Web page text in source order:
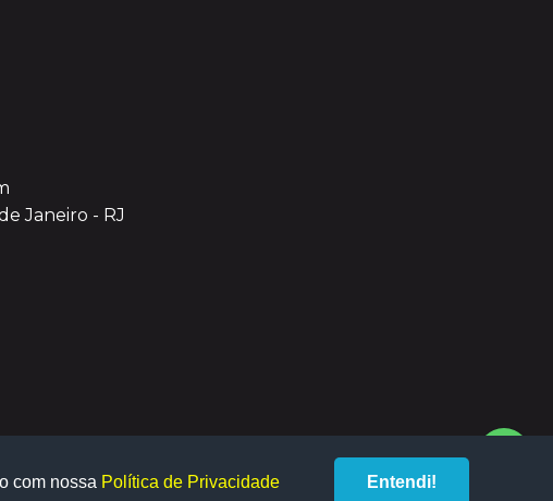
Janeiro - RJ
com nossa Política de Privacidade Entendi!